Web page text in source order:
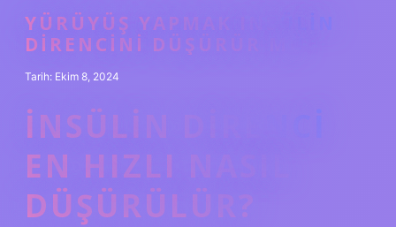
YÜRÜYÜŞ YAPMAK INSÜLIN
DIRENCINI DÜŞÜRÜR MÜ
Tarih: Ekim 8, 2024
İNSÜLIN DIRENCI
EN HIZLI NASIL
DÜŞÜRÜLÜR?